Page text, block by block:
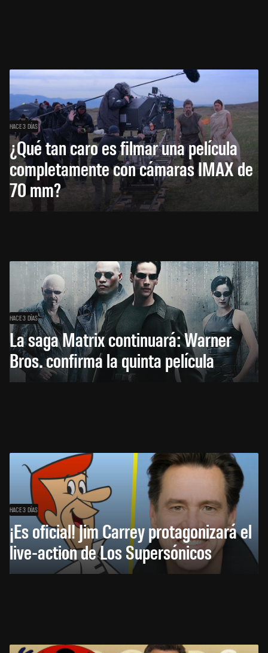
HACE 3 DÍAS
¿Qué tan caro es filmar una película
completamente con cámaras IMAX de
70 mm?
HACE 3 DÍAS
La saga Matrix continuará: Warner
Bros. confirma la quinta película
HACE 3 DÍAS
¡Es oficial! Jim Carrey protagonizará el
live-action de Los Supersónicos